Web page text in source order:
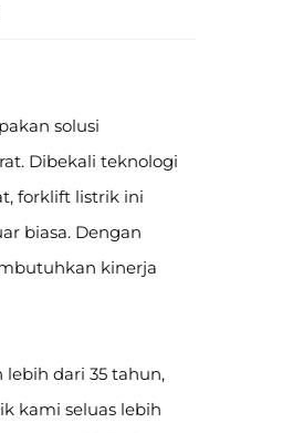
solusi
Dibekali teknologi
forklift listrik ini
biasa. Dengan
kinerja
dari 35 tahun,
kami seluas lebih